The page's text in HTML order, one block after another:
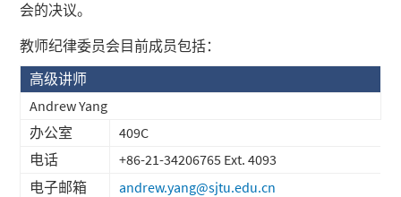
会的决议。
教师纪律委员会目前成员包括：
高级讲师
Andrew Yang
办公室
409C
电话
+86-21-34206765 Ext. 4093
电子邮箱
andrew.yang@sjtu.edu.cn